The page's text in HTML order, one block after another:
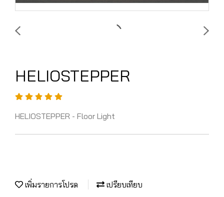
HELIOSTEPPER
HELIOSTEPPER - Floor Light
เพิ่มรายการโปรด เปรียบเทียบ